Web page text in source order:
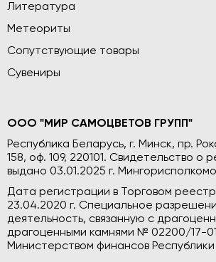
Литература
Метеориты
Сопутствующие товары
Сувениры
ООО "МИР САМОЦВЕТОВ ГРУПП"
Республика Беларусь, г. Минск, пр.
158, оф. 109, 220101. Свидетельство о
выдано 03.01.2025 г.
Дата регистрации в Торговом
23.04.2020 г. Специальное
деятельность, связанную с
драгоценными камнями № 02200/17-
Министерством финансов